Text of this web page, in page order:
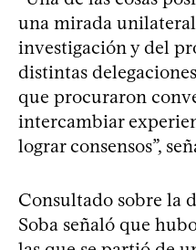
una mirada
investigación y del
distintas
que procuraron
intercambiar
lograr consensos”,
Consultado sobre la
Soba señaló que